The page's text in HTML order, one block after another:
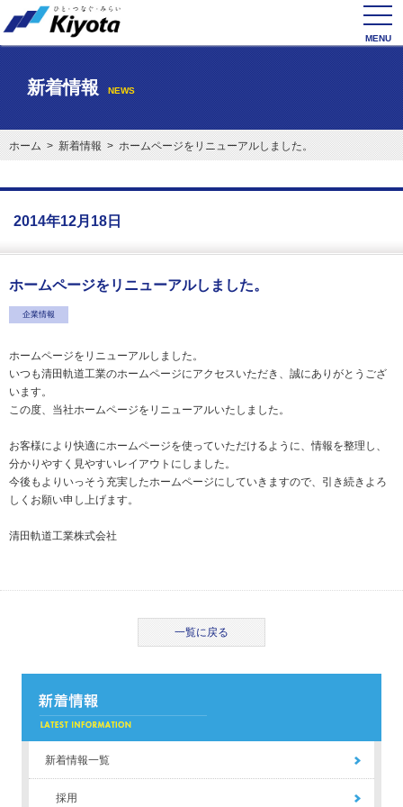
新着情報 NEWS
ホーム>新着情報> ホームページをリニューアルしました。
2014年12月18日
ホームページをリニューアルしました。
企業情報
ホームページをリニューアルしました。
いつも清田軌道工業のホームページにアクセスいただき、誠にありがとうござ
います。
この度、当社ホームページをリニューアルいたしました。
お客様により快適にホームページを使っていただけるように、情報を整理し、
分かりやすく見やすいレイアウトにしました。
今後もよりいっそう充実したホームページにしていきますので、引き続きよろ
しくお願い申し上げます。
清田軌道工業株式会社
一覧に戻る
新着情報一覧
採用